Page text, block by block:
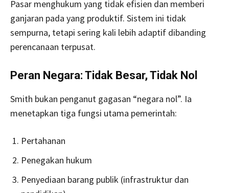
Pasar menghukum yang tidak efisien dan memberi
ganjaran pada yang produktif. Sistem ini tidak
sempurna, tetapi sering kali lebih adaptif dibanding
perencanaan terpusat.
Peran Negara: Tidak Besar, Tidak Nol
Smith bukan penganut gagasan “negara nol”. Ia
menetapkan tiga fungsi utama pemerintah:
Pertahanan
Penegakan hukum
Penyediaan barang publik (infrastruktur dan